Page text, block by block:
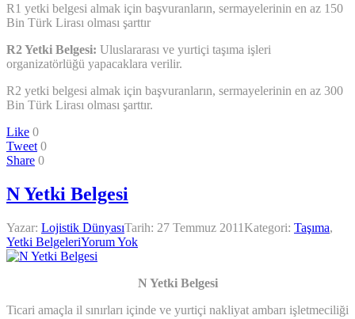
R1 yetki belgesi almak için başvuranların, sermayelerinin en az 150
Bin Türk Lirası olması şarttır
R2 Yetki Belgesi: Uluslararası ve yurtiçi taşıma işleri
organizatörlüğü yapacaklara verilir.
R2 yetki belgesi almak için başvuranların, sermayelerinin en az 300
Bin Türk Lirası olması şarttır.
Like 0
Tweet 0
Share 0
N Yetki Belgesi
Yazar: Lojistik DünyasıTarih: 27 Temmuz 2011Kategori: Taşıma,
Yetki BelgeleriYorum Yok
N Yetki Belgesi
Ticari amaçla il sınırları içinde ve yurtiçi nakliyat ambarı işletmeciliği